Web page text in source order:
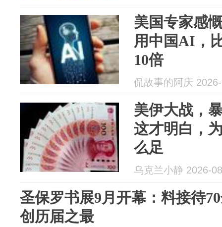
美国专家感
用中国AI，
10倍
侃故事的阿庆
美伊大战，
这才明白，
么足
乌克兰小静 2026-
圣保罗书展9月开幕：料接待
创历届之最